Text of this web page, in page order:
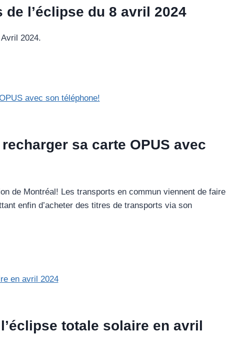
l’éclipse du 8 avril 2024
2024.
sa carte OPUS avec
de Montréal! Les transports en commun viennent de faire
enfin d’acheter des titres de transports via son
totale solaire en avril